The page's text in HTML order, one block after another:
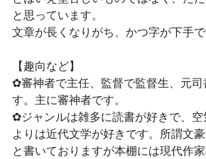
と思っています。
文章が長くなりがち、かつ字が下手
【趣向など】
✿審神者で主任、監督で監督生、元
す。主に審神者です。
✿ジャンルは雑多に読書が好きで、
よりは近代文学が好きです。所謂文
と書いておりますが本棚には現代作